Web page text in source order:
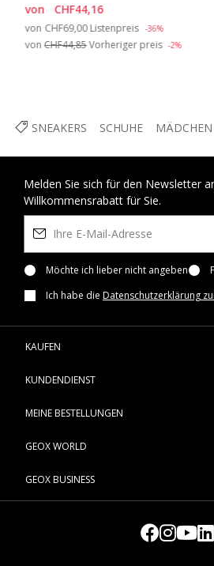
SNEAKERS SCHUHE MÄDCHEN
von
CHF44,16
von Price reduced from
CHF69,00to
Listenpreis -36%
vonCHF44,85Vorheriger preis -2%
Melden Sie sich für den Newsletter
Willkommensrabatt für Sie.
Möchte ich lieber nicht angeben
Ich habe die Datenschutzerklärung
KAUFEN
KUNDENDIENST
MEINE BESTELLUNGEN
GEOX WORLD
GEOX BUSINESS